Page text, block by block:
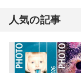
人気の記事